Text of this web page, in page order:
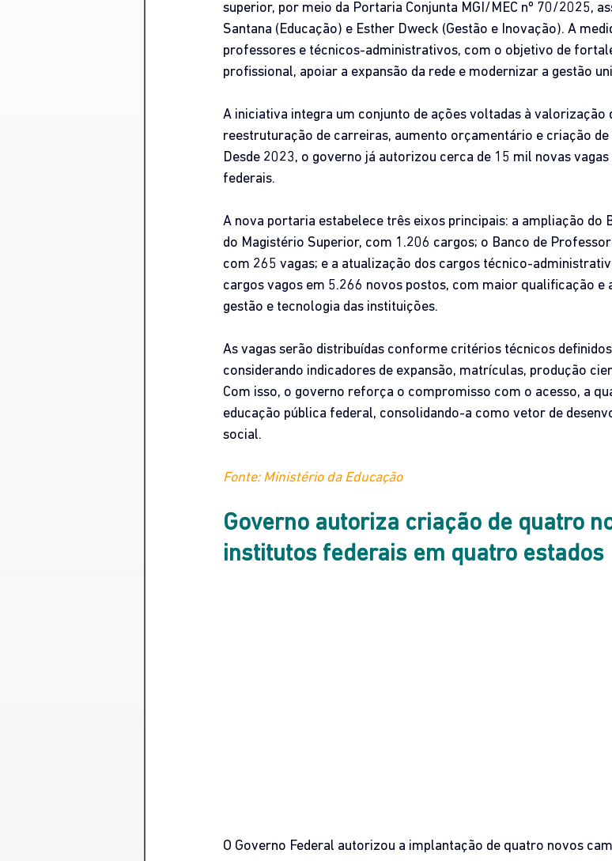
superior, por meio da Portaria Conjunta MGI/MEC nº 70/2025,
Santana (Educação) e Esther Dweck (Gestão e Inovação). A
professores e técnicos-administrativos, com o objetivo de
profissional, apoiar a expansão da rede e modernizar a gestão
A iniciativa integra um conjunto de ações voltadas à valorização
reestruturação de carreiras, aumento orçamentário e criação de
Desde 2023, o governo já autorizou cerca de 15 mil novas
federais.
A nova portaria estabelece três eixos principais: a ampliação do
do Magistério Superior, com 1.206 cargos; o Banco de
com 265 vagas; e a atualização dos cargos técnico-
cargos vagos em 5.266 novos postos, com maior qualificação e
gestão e tecnologia das instituições.
As vagas serão distribuídas conforme critérios técnicos definidos
considerando indicadores de expansão, matrículas, produção
Com isso, o governo reforça o compromisso com o acesso, a
educação pública federal, consolidando-a como vetor de
social.
Fonte: Ministério da Educação
Governo autoriza criação de quatro
institutos federais em quatro estados
O Governo Federal autorizou a implantação de quatro novos